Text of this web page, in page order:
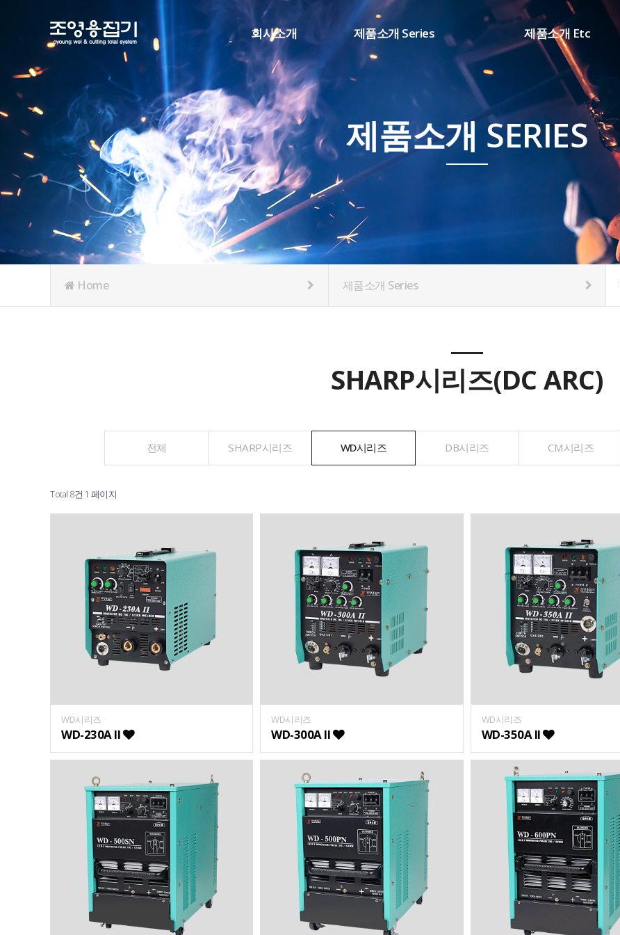
회사소개
인사말
연혁
조직도
인증현황
주요협력사
오시는길
제품소개 Series
SHARP시리즈(DC ARC)
WD 시리즈(TIG용접기)
DB 시리즈(AC/DC용접기)
CM 시리즈(IN CO2용접기)
K1 시리즈(SCR CO2용접기)
HT 시리즈(PLASMA절단기)
제품소개 Etc
용접부품
소모품
제품소개 SERIES
Home 제품소개 Series
SHARP시리즈(DC ARC)
전체 SHARP시리즈 WD시리즈 DB시리즈 CM시리즈
Total 8건 1 페이지
WD시리즈
WD-230A II
WD시리즈
WD-300A II
WD시리즈
WD-350A II